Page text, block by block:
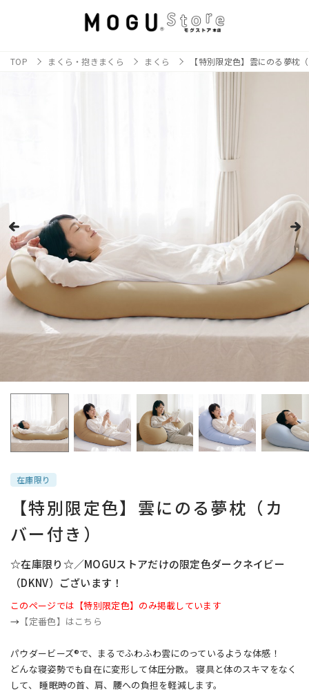
TOP まくら・抱きまくら まくら 【特別限定色】雲にのる夢枕
在庫限り
【特別限定色】雲にのる夢枕（カ
バー付き）
☆在庫限り☆／MOGUストアだけの限定色ダークネイビー
（DKNV）ございます！
このページでは【特別限定色】のみ掲載しています
→ 【定番色】はこちら
パウダービーズ®で、まるでふわふわ雲にのっているような体感！
どんな寝姿勢でも自在に変形して体圧分散。
寝具と体のスキマをなく
して、 睡眠時の首、肩、腰への負担を軽減します。